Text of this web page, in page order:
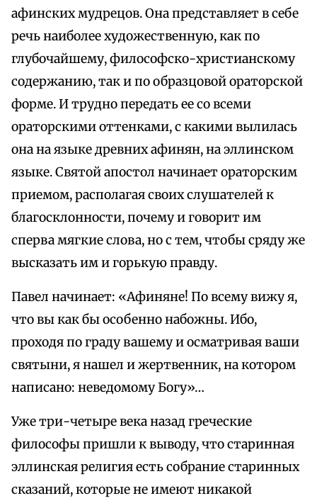
афинских мудрецов. Она представляет в себе
речь наиболее художественную, как по
глубочайшему, философско-христианскому
содержанию, так и по образцовой ораторской
форме. И трудно передать ее со всеми
ораторскими оттенками, с какими вылилась
она на языке древних афинян, на эллинском
языке. Святой апостол начинает ораторским
приемом, располагая своих слушателей к
благосклонности, почему и говорит им
сперва мягкие слова, но с тем, чтобы сряду же
высказать им и горькую правду.
Павел начинает: «Афиняне! По всему вижу я,
что вы как бы особенно набожны. Ибо,
проходя по граду вашему и осматривая ваши
святыни, я нашел и жертвенник, на котором
написано: неведомому Богу»…
Уже три-четыре века назад греческие
философы пришли к выводу, что старинная
эллинская религия есть собрание старинных
сказаний, которые не имеют никакой